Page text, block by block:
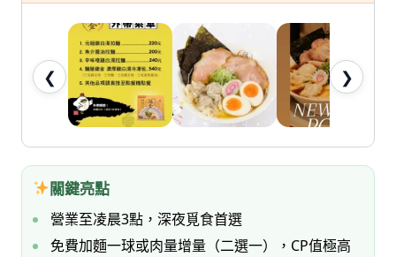
❮ ❯
關鍵亮點
營業至凌晨3點，深夜覓食首選
免費加麵一球或肉量增量（二選一），CP值極高